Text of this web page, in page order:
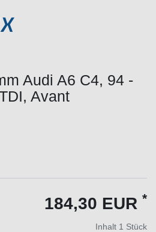
Audi A6 C4, 94 -
Avant
184,30 EUR *
Inhalt 1 Stück